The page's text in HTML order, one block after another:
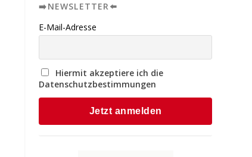
➡️NEWSLETTER⬅️
E-Mail-Adresse
Hiermit akzeptiere ich die
Datenschutzbestimmungen